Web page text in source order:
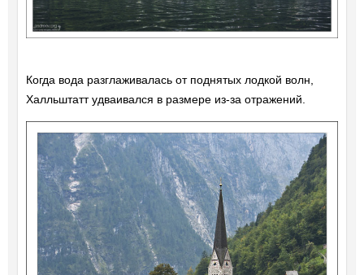
Когда вода разглаживалась от поднятых лодкой волн,
Халльштатт удваивался в размере из-за отражений.